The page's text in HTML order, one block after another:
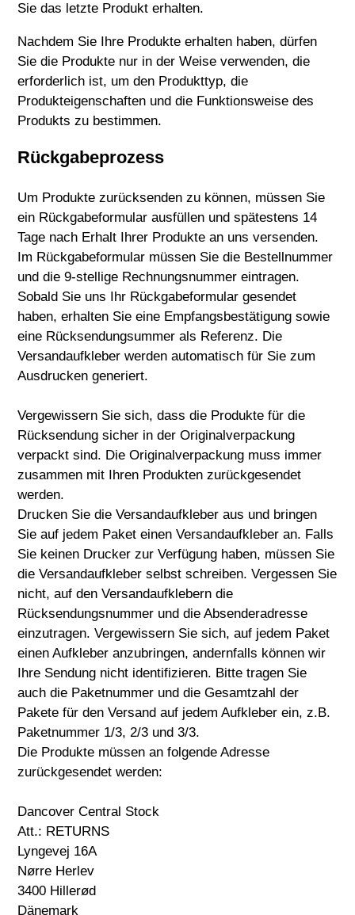
Sie das letzte Produkt erhalten.
Nachdem Sie Ihre Produkte erhalten haben, dürfen
Sie die Produkte nur in der Weise verwenden, die
erforderlich ist, um den Produkttyp, die
Produkteigenschaften und die Funktionsweise des
Produkts zu bestimmen.
Rückgabeprozess
Um Produkte zurücksenden zu können, müssen Sie
ein Rückgabeformular ausfüllen und spätestens 14
Tage nach Erhalt Ihrer Produkte an uns versenden.
Im Rückgabeformular müssen Sie die Bestellnummer
und die 9-stellige Rechnungsnummer eintragen.
Sobald Sie uns Ihr Rückgabeformular gesendet
haben, erhalten Sie eine Empfangsbestätigung sowie
eine Rücksendungsummer als Referenz. Die
Versandaufkleber werden automatisch für Sie zum
Ausdrucken generiert.
Vergewissern Sie sich, dass die Produkte für die
Rücksendung sicher in der Originalverpackung
verpackt sind. Die Originalverpackung muss immer
zusammen mit Ihren Produkten zurückgesendet
werden.
Drucken Sie die Versandaufkleber aus und bringen
Sie auf jedem Paket einen Versandaufkleber an. Falls
Sie keinen Drucker zur Verfügung haben, müssen Sie
die Versandaufkleber selbst schreiben. Vergessen Sie
nicht, auf den Versandaufklebern die
Rücksendungsnummer und die Absenderadresse
einzutragen. Vergewissern Sie sich, auf jedem Paket
einen Aufkleber anzubringen, andernfalls können wir
Ihre Sendung nicht identifizieren. Bitte tragen Sie
auch die Paketnummer und die Gesamtzahl der
Pakete für den Versand auf jedem Aufkleber ein, z.B.
Paketnummer 1/3, 2/3 und 3/3.
Die Produkte müssen an folgende Adresse
zurückgesendet werden:
Dancover Central Stock
Att.: RETURNS
Lyngevej 16A
Nørre Herlev
3400 Hillerød
Dänemark